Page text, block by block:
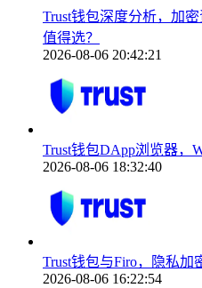
Trust钱包深度分析，加
值得选？
2026-08-06 20:42:21
Trust钱包DApp浏览器，
2026-08-06 18:32:40
Trust钱包与Firo，隐私加
2026-08-06 16:22:54